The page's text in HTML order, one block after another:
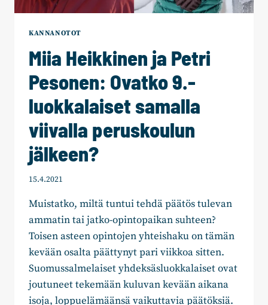
KANNANOTOT
Miia Heikkinen ja Petri
Pesonen: Ovatko 9.-
luokkalaiset samalla
viivalla peruskoulun
jälkeen?
15.4.2021
Muistatko, miltä tuntui tehdä päätös tulevan
ammatin tai jatko-opintopaikan suhteen?
Toisen asteen opintojen yhteishaku on tämän
kevään osalta päättynyt pari viikkoa sitten.
Suomussalmelaiset yhdeksäsluokkalaiset ovat
joutuneet tekemään kuluvan kevään aikana
isoja, loppuelämäänsä vaikuttavia päätöksiä.